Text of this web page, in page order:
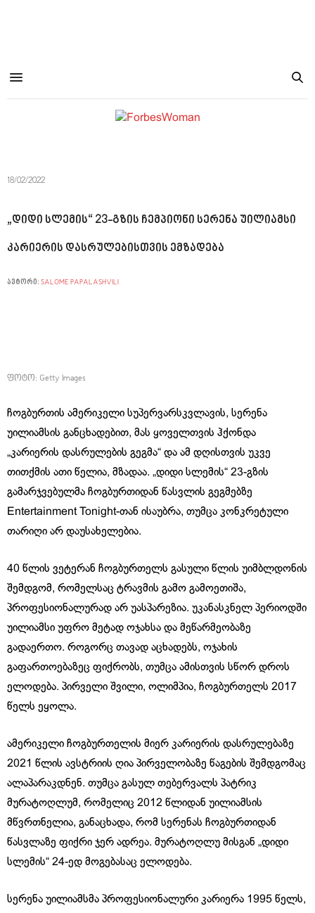
18/02/2022
„დიდი სლემის“ 23-გზის ჩემპიონი სერენა უილიამსი
კარიერის დასრულებისთვის ემზადება
ავტორი: SALOME PAPALASHVILI
ფოტო: Getty Images
ჩოგბურთის ამერიკელი სუპერვარსკვლავის, სერენა
უილიამსის განცხადებით, მას ყოველთვის ჰქონდა
„კარიერის დასრულების გეგმა“ და ამ დღისთვის უკვე
თითქმის ათი წელია, მზადაა. „დიდი სლემის“ 23-გზის
გამარჯვებულმა ჩოგბურთიდან წასვლის გეგმებზე
Entertainment Tonight-თან ისაუბრა, თუმცა კონკრეტული
თარიღი არ დაუსახელებია.
40 წლის ვეტერან ჩოგბურთელს გასული წლის უიმბლდონის
შემდგომ, რომელსაც ტრავმის გამო გამოეთიშა,
პროფესიონალურად არ უასპარეზია. უკანასკნელ პერიოდში
უილიამსი უფრო მეტად ოჯახსა და მეწარმეობაზე
გადაერთო. როგორც თავად აცხადებს, ოჯახის
გაფართოებაზეც ფიქრობს, თუმცა ამისთვის სწორ დროს
ელოდება. პირველი შვილი, ოლიმპია, ჩოგბურთელს 2017
წელს ეყოლა.
ამერიკელი ჩოგბურთელის მიერ კარიერის დასრულებაზე
2021 წლის ავსტრიის ღია პირველობაზე წაგების შემდგომაც
ალაპარაკდნენ. თუმცა გასულ თებერვალს პატრიკ
მურატოღლუმ, რომელიც 2012 წლიდან უილიამსის
მწვრთნელია, განაცხადა, რომ სერენას ჩოგბურთიდან
წასვლაზე ფიქრი ჯერ ადრეა. მურატოღლუ მისგან „დიდი
სლემის“ 24-ედ მოგებასაც ელოდება.
სერენა უილიამსმა პროფესიონალური კარიერა 1995 წელს,